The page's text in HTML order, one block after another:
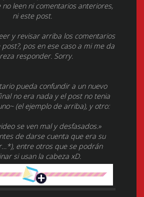
leen ni comentarios anteriores,
ni este post.
y revisar arriba los comentarios
pos en ese caso a mi me da
responder. Sorry.
pueda confundir a un nuevo
no era nada y el post no tenia
(el ejemplo de arriba), y otro:
se ven mal y desfasados.»
de darse cuenta que era su
entre otros que se podrán
si usan la cabeza xD.